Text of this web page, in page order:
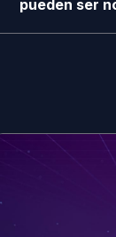
pueden ser